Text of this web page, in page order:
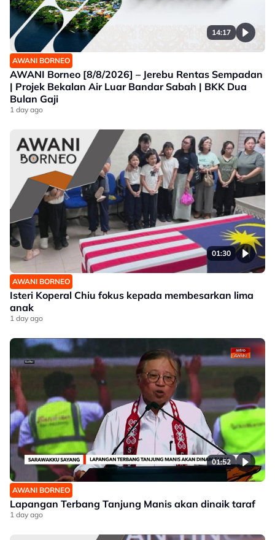
14:17
AWANI BORNEO
AWANI Borneo [8/8/2026] – Jerebu Rentas Sempadan
| Projek Bekalan Air Luar Bandar Sabah | BKK Dua
Bulan Gaji
1 day ago
01:30
AWANI BORNEO
Isteri Koperal Chiu fokus kepada membesarkan lima
anak
1 day ago
01:52
AWANI BORNEO
Lapangan Terbang Tanjung Manis akan dinaik taraf
1 day ago